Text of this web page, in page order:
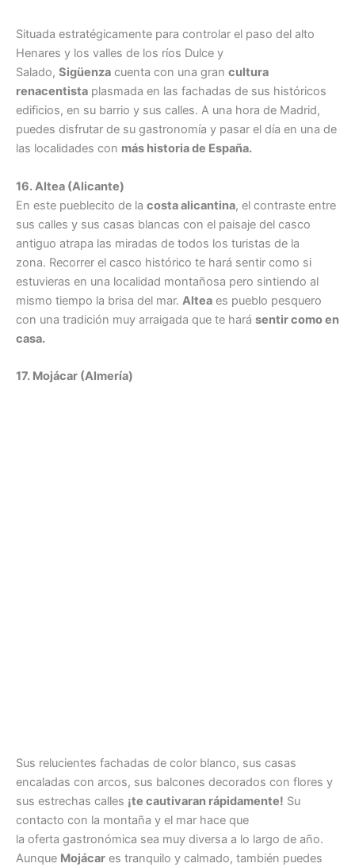
Situada estratégicamente para controlar el paso del alto
Henares y los valles de los ríos Dulce y
Salado, Sigüenza cuenta con una gran cultura
renacentista plasmada en las fachadas de sus históricos
edificios, en su barrio y sus calles. A una hora de Madrid,
puedes disfrutar de su gastronomía y pasar el día en una de
las localidades con más historia de España.
16. Altea (Alicante)
En este pueblecito de la costa alicantina, el contraste entre
sus calles y sus casas blancas con el paisaje del casco
antiguo atrapa las miradas de todos los turistas de la
zona. Recorrer el casco histórico te hará sentir como si
estuvieras en una localidad montañosa pero sintiendo al
mismo tiempo la brisa del mar. Altea es pueblo pesquero
con una tradición muy arraigada que te hará sentir como en
casa.
17. Mojácar (Almería)
Sus relucientes fachadas de color blanco, sus casas
encaladas con arcos, sus balcones decorados con flores y
sus estrechas calles ¡te cautivaran rápidamente! Su
contacto con la montaña y el mar hace que
la oferta gastronómica sea muy diversa a lo largo de año.
Aunque Mojácar es tranquilo y calmado, también puedes